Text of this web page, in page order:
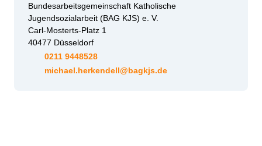
Bundesarbeitsgemeinschaft Katholische
Jugendsozialarbeit (BAG KJS) e. V.
Carl-Mosterts-Platz 1
40477 Düsseldorf
0211 9448528
m ch l h rk nd ll b gkjs d